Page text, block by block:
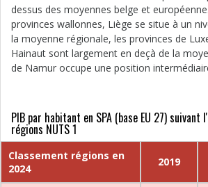
dessus des moyennes belge et
provinces wallonnes, Liège se situe à un
la moyenne régionale, les provinces de
Hainaut sont largement en deçà de la
de Namur occupe une position
PIB par habitant en SPA (base EU 27)
régions NUTS 1
Classement régions en
2024
2019